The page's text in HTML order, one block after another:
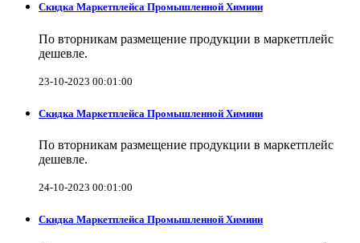
Скидка Маркетплейса Промышленной Химиии
По вторникам размещение продукции в маркетплейс
дешевле.
23-10-2023 00:01:00
Скидка Маркетплейса Промышленной Химиии
По вторникам размещение продукции в маркетплейс
дешевле.
24-10-2023 00:01:00
Скидка Маркетплейса Промышленной Химиии